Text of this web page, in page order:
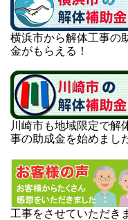
横浜市から解体工事の
金がもらえる！
川崎市も地域限定で解
事の助成金を始めまし
工事をさせていただき